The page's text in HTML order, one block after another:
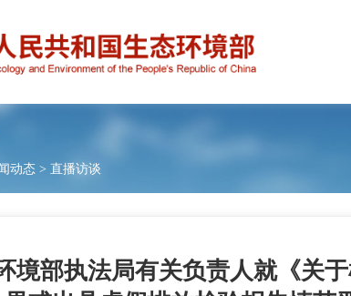
动态 > 直播访谈
境部执法局有关负责人就《关